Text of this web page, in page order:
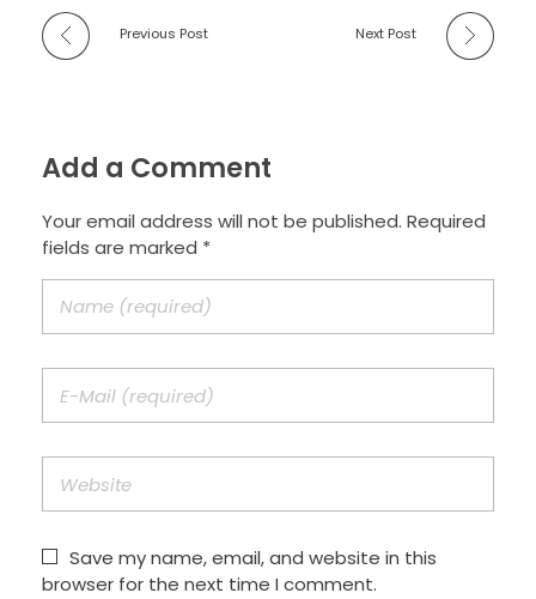
Previous Post Next Post
Add a Comment
Your email address will not be published. Required
fields are marked *
Save my name, email, and website in this
browser for the next time I comment.